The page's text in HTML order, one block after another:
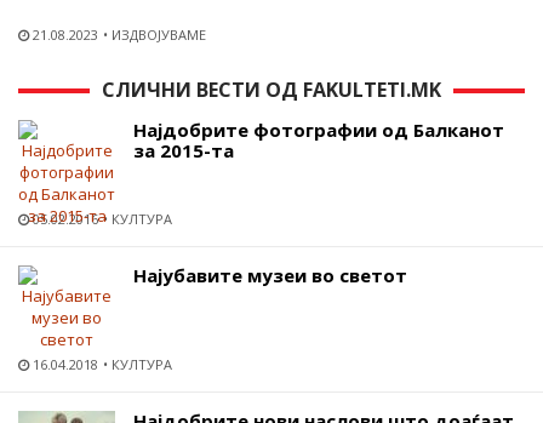
21.08.2023 ИЗДВОЈУВАМЕ
СЛИЧНИ ВЕСТИ ОД FAKULTETI.MK
Најдобрите фотографии од Балканот
за 2015-та
05.02.2016 КУЛТУРА
Најубавите музеи во светот
16.04.2018 КУЛТУРА